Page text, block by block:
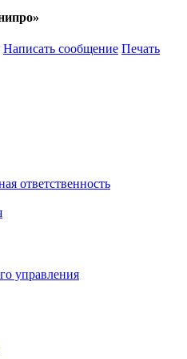
Написать сообщение Печать
ответственность
управления